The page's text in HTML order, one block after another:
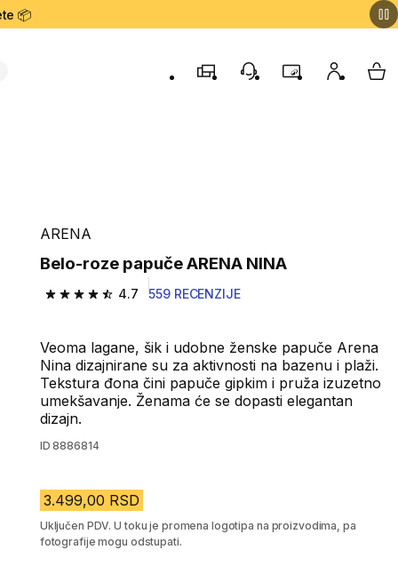
📦
ProdavniceKorisnička podrška
ProgramMoj nalogMy
ARENA
Belo-roze papuče ARENA NINA
4.7
4.7 od 5 zvezdica from 559 Recenzije
559 RECENZIJE
Veoma lagane, šik i udobne ženske papuče Arena
Nina dizajnirane su za aktivnosti na bazenu i plaži.
Tekstura đona čini papuče gipkim i pruža izuzetno
umekšavanje. Ženama će se dopasti elegantan
dizajn.
ID 8886814
3.499,00 RSD
Uključen PDV. U toku je promena logotipa na proizvodima, pa
fotografije mogu odstupati.